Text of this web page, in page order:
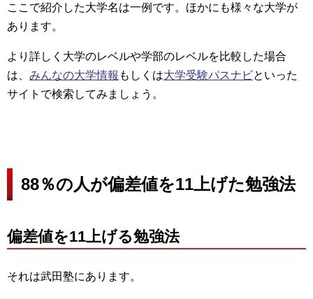
ここで紹介した大学名は一例です。ほかにも様々な大学が
あります。
より詳しく大学のレベルや学部のレベルを比較した場合
は、 みんなの大学情報 もしくは大学受験パスナビといった
サイトで検索してみましょう。
88％の人が偏差値を11上げた勉強法
偏差値を11上げる勉強法
それは武田塾にあります。